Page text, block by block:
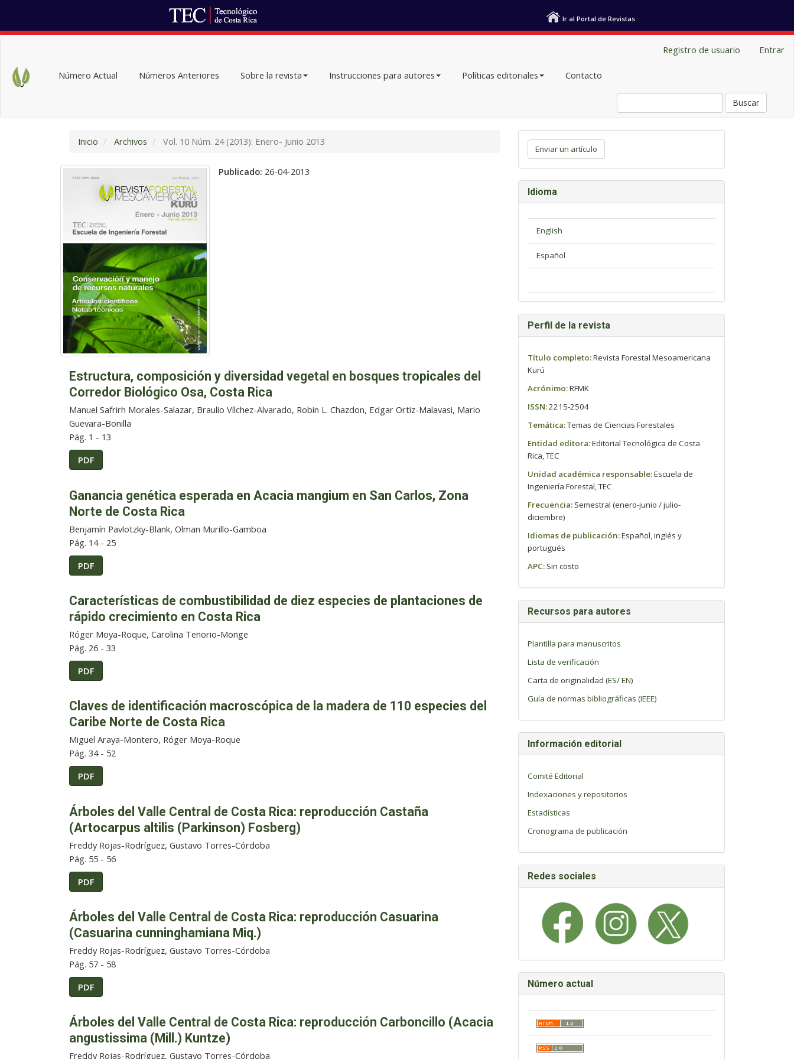
Ir al Portal de Revistas
Contenido
principal
Registro de usuario Entrar
Número Actual Números Anteriores Sobre la revista Instrucciones para autores Políticas editoriales Contacto
Buscar
Inicio Archivos Vol. 10 Núm. 24 (2013): Enero- Junio 2013
Publicado: 26-04-2013
Estructura, composición y diversidad vegetal en bosques tropicales del
Corredor Biológico Osa, Costa Rica
Manuel Safrirh Morales-Salazar, Braulio Vílchez-Alvarado, Robin L. Chazdon, Edgar Ortiz-Malavasi, Mario
Guevara-Bonilla
Pág. 1 - 13
PDF
Ganancia genética esperada en Acacia mangium en San Carlos, Zona
Norte de Costa Rica
Benjamín Pavlotzky-Blank, Olman Murillo-Gamboa
Pág. 14 - 25
PDF
Características de combustibilidad de diez especies de plantaciones de
rápido crecimiento en Costa Rica
Róger Moya-Roque, Carolina Tenorio-Monge
Pág. 26 - 33
PDF
Claves de identificación macroscópica de la madera de 110 especies del
Caribe Norte de Costa Rica
Miguel Araya-Montero, Róger Moya-Roque
Pág. 34 - 52
PDF
Árboles del Valle Central de Costa Rica: reproducción Castaña
(Artocarpus altilis (Parkinson) Fosberg)
Freddy Rojas-Rodríguez, Gustavo Torres-Córdoba
Pág. 55 - 56
PDF
Árboles del Valle Central de Costa Rica: reproducción Casuarina
(Casuarina cunninghamiana Miq.)
Freddy Rojas-Rodríguez, Gustavo Torres-Córdoba
Pág. 57 - 58
PDF
Árboles del Valle Central de Costa Rica: reproducción Carboncillo (Acacia
angustissima (Mill.) Kuntze)
Freddy Rojas-Rodríguez, Gustavo Torres-Córdoba
Enviar
un
artículo
Enviar un artículo
Idioma
Perfil de la revista
Título completo:Revista Forestal Mesoamericana
Kurú
Acrónimo:RFMK
ISSN:2215-2504
Temática:Temas de Ciencias Forestales
Entidad editora:Editorial Tecnológica de Costa
Rica, TEC
Unidad académica responsable:Escuela de
Ingeniería Forestal, TEC
Frecuencia: Semestral (enero-junio / julio-
diciembre)
Idiomas de publicación:Español, inglés y
portugués
APC: Sin costo
Recursos para autores
Plantilla para manuscritos
Lista de verificación
Carta de originalidad (ES/EN)
Guía de normas bibliográficas (IEEE)
Información editorial
Comité Editorial
Indexaciones y repositorios
Estadísticas
Cronograma de publicación
Redes sociales
Número actual